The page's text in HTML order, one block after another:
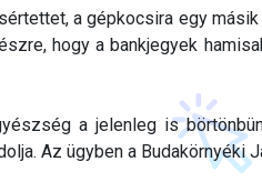
a gépkocsira egy
hogy a bankjegyek
a jelenleg is
Az ügyben a Budakörnyéki